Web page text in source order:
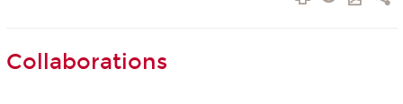
Collaborations